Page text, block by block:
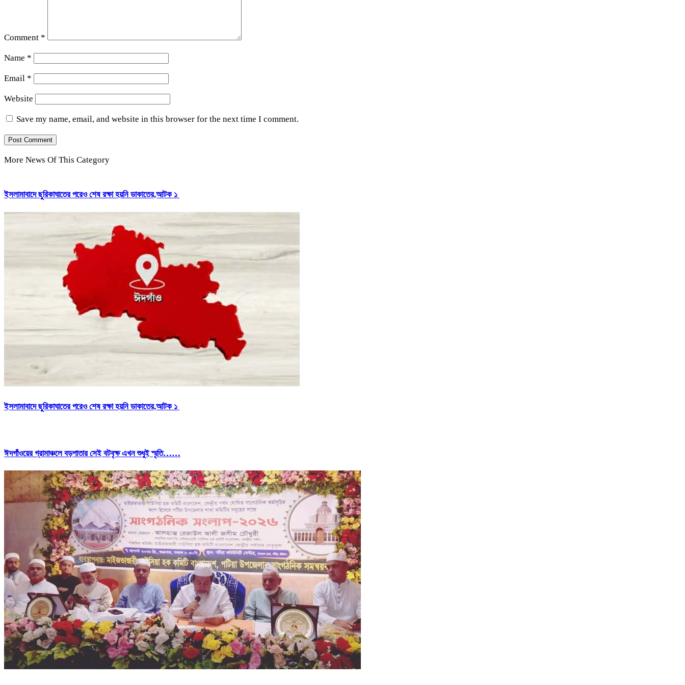
Comment *
Name *
Email *
Website
Save my name, email, and website in this browser for the next time I comment.
More News Of This Category
ইসলামাবাদে ছুরিকাঘাতের পরেও শেষ রক্ষা হয়নি ডাকাতের,আটক ১
ইসলামাবাদে ছুরিকাঘাতের পরেও শেষ রক্ষা হয়নি ডাকাতের,আটক ১
ঈদগাঁওয়ের গ্রামাঞ্চলে বড়পাতার সেই বটবৃক্ষ এখন শুধুই স্মৃতি……